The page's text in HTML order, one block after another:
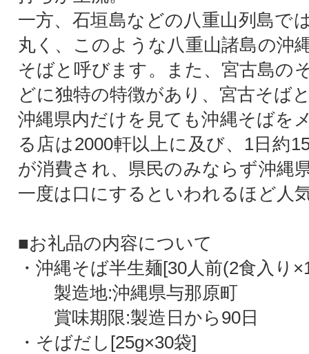
一方、石垣島などの八重山列島で
丸く、このような八重山諸島の沖
そばと呼びます。また、宮古島の
どに独特の特徴があり、宮古そば
沖縄県内だけを見ても沖縄そばを
る店は2000軒以上に及び、1日約
が消費され、県民のみならず沖縄
一度は口にするといわれるほど人
■お礼品の内容について
・沖縄そば半生麺[30人前(2食入り
製造地:沖縄県与那原町
賞味期限:製造日から90日
・そばだし[25g×30袋]